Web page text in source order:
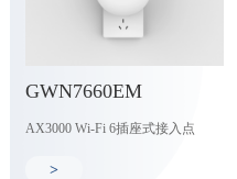
GWN7660EM
AX3000 Wi-Fi 6插座式接入点
>